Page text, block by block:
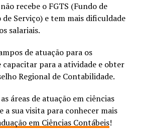
recebe o FGTS (Fundo de
Serviço) e tem mais dificuldade
salariais.
de atuação para os
capacitar para a atividade e obter
Regional de Contabilidade.
áreas de atuação em ciências
a sua visita para conhecer mais
em Ciências Contábeis!